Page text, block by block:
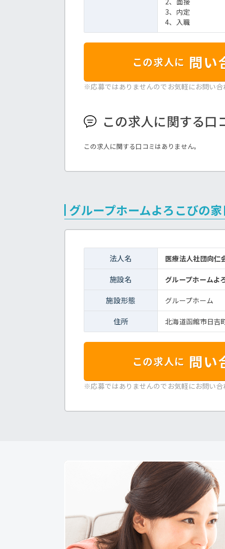
3、内定
4、入職
この求人に 問い
※応募ではありませんのでお気軽にお問い合
この求人に関する口
この求人に関する口コミはありません。
グループホームよろこびの
法人名 医療法人社団向仁
施設名 グループホームよ
施設形態 グループホーム
住所 北海道函館市日吉
この求人に 問い
※応募ではありませんのでお気軽にお問い合